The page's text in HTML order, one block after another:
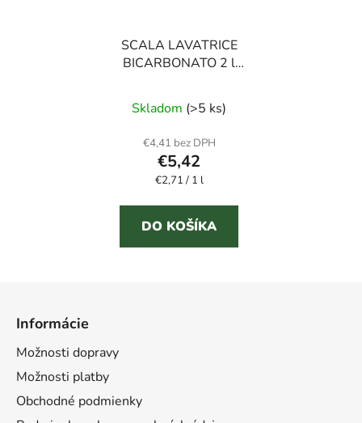
SCALA LAVATRICE
BICARBONATO 2 l
Skladom (>5 ks)
€4,41 bez DPH
€5,42
Jednotková
€2,71 / 1 l
DO KOŠÍKA
Informácie
Možnosti dopravy
Možnosti platby
Obchodné podmienky